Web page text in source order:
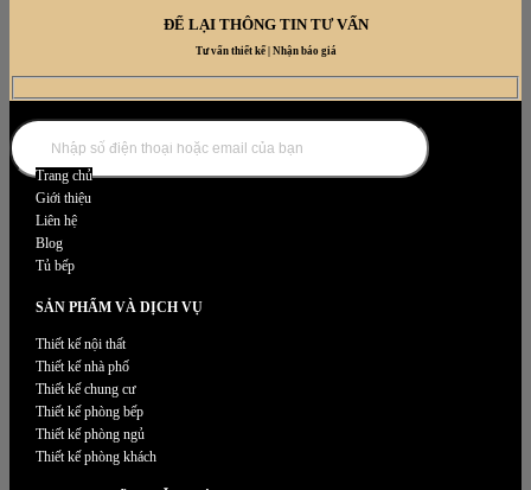
ĐỂ LẠI THÔNG TIN TƯ VẤN
Tư vấn thiết kế | Nhận báo giá
DANH MỤC NỘI THẤT
Trang chủ
Giới thiệu
Liên hệ
Blog
Tủ bếp
SẢN PHẨM VÀ DỊCH VỤ
Thiết kế nội thất
Thiết kế nhà phố
Thiết kế chung cư
Thiết kế phòng bếp
Thiết kế phòng ngủ
Thiết kế phòng khách